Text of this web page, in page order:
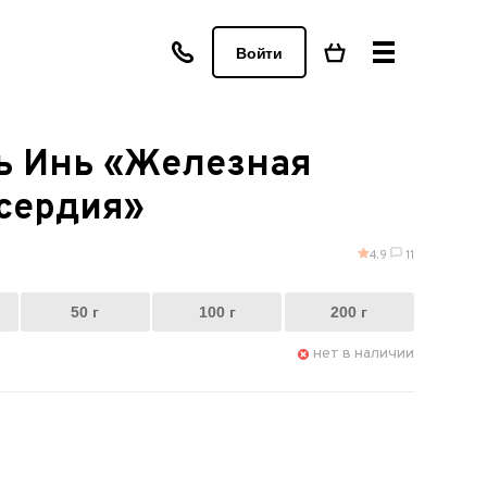
Войти
Инь «Железная
4.9 11
50 г 100 г 200 г
нет в наличии